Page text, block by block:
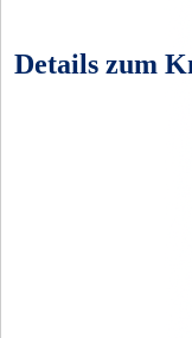
Details zum